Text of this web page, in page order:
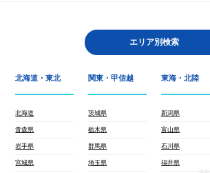
エリア別検索
北海道・東北
北海道
青森県
岩手県
宮城県
関東・甲信越
茨城県
栃木県
群馬県
埼玉県
東海・北陸
新潟県
富山県
石川県
福井県